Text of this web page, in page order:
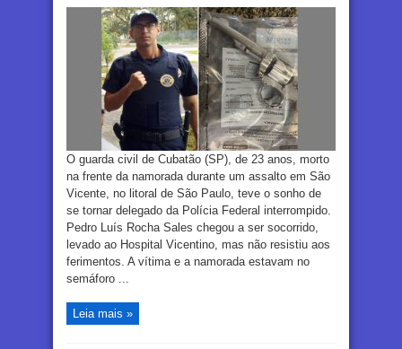
O guarda civil de Cubatão (SP), de 23 anos, morto
na frente da namorada durante um assalto em São
Vicente, no litoral de São Paulo, teve o sonho de
se tornar delegado da Polícia Federal interrompido.
Pedro Luís Rocha Sales chegou a ser socorrido,
levado ao Hospital Vicentino, mas não resistiu aos
ferimentos. A vítima e a namorada estavam no
semáforo ...
Leia mais »